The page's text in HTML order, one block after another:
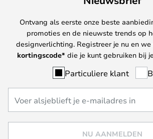
Ontvang als eerste onze beste
promoties en de nieuwste trends op
designverlichting. Registreer je nu en we
kortingscode* die je kunt gebruiken bij
Particuliere klant
NU AANMELDEN